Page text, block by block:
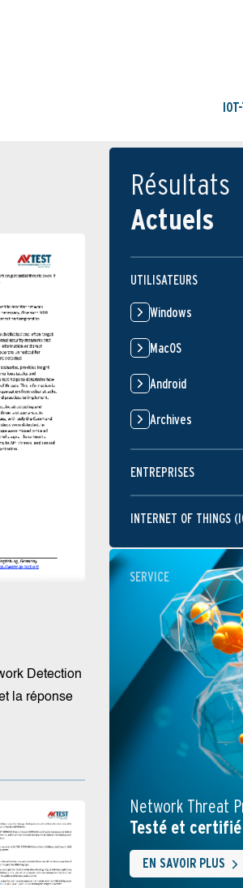
Detection
la réponse
Résultats
Actuels
UTILISATEURS
Windows
MacOS
Android
Archives
ENTREPRISES
INTERNET OF THINGS
SERVICE
Network Threat
Testé et certifié
EN SAVOIR PLUS